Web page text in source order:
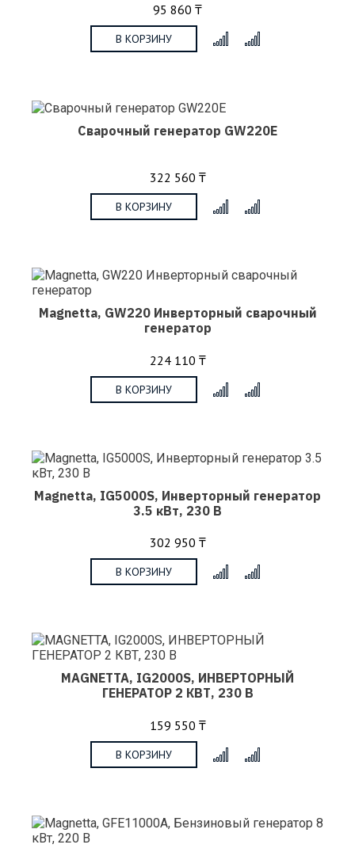
95 860 ₸
В КОРЗИНУ
Сварочный генератор GW220E
322 560 ₸
В КОРЗИНУ
Magnetta, GW220 Инверторный сварочный
генератор
224 110 ₸
В КОРЗИНУ
Magnetta, IG5000S, Инверторный генератор
3.5 кВт, 230 В
302 950 ₸
В КОРЗИНУ
MAGNETTA, IG2000S, ИНВЕРТОРНЫЙ
ГЕНЕРАТОР 2 КВТ, 230 В
159 550 ₸
В КОРЗИНУ